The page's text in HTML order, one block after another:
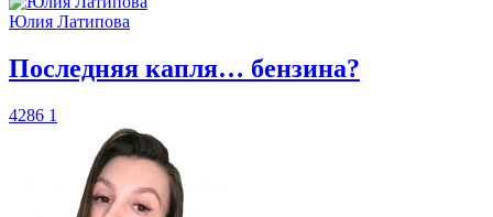
Юлия Латипова
​Последняя капля… бензина?
4286 1